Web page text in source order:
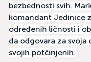
bezbednosti svih.
komandant Jedinice
određenih ličnosti i
da odgovara za svoja
svojih potčinjenih.